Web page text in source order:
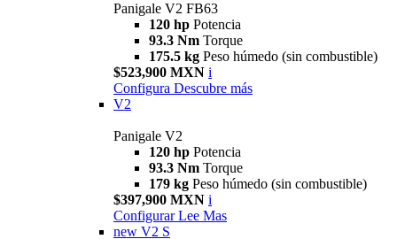
Panigale V2 FB63
120 hp Potencia
93.3 Nm Torque
175.5 kg Peso húmedo (sin combustible)
$523,900 MXN i
Configura Descubre más
V2
Panigale V2
120 hp Potencia
93.3 Nm Torque
179 kg Peso húmedo (sin combustible)
$397,900 MXN i
Configurar Lee Mas
new V2 S